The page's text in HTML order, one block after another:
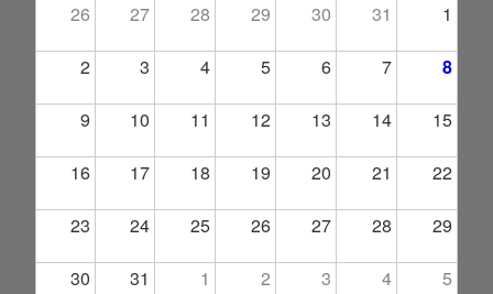
26 27 28 29 30 31 1
2 3 4 5 6 7 8
9 10 11 12 13 14 15
16 17 18 19 20 21 22
23 24 25 26 27 28 29
30 31 1 2 3 4 5